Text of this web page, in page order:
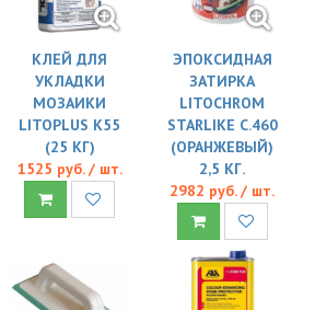
КЛЕЙ ДЛЯ
УКЛАДКИ
МОЗАИКИ
LITOPLUS K55
(25 КГ)
1525 руб. / шт.
ЭПОКСИДНАЯ
ЗАТИРКА
LITOCHROM
STARLIKE C.460
(ОРАНЖЕВЫЙ)
2,5 КГ.
2982 руб. / шт.